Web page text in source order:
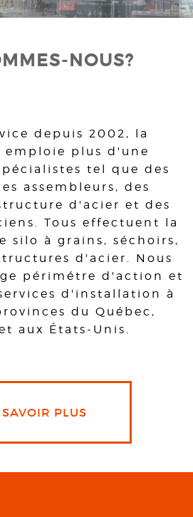
NOUS?
depuis 2002, la
emploie plus d'une
tel que des
assembleurs, des
d'acier et des
Tous effectuent la
silo à grains, séchoirs,
d'acier. Nous
périmétre d'action et
d'installation à
du Québec,
aux États-Unis.
PLUS